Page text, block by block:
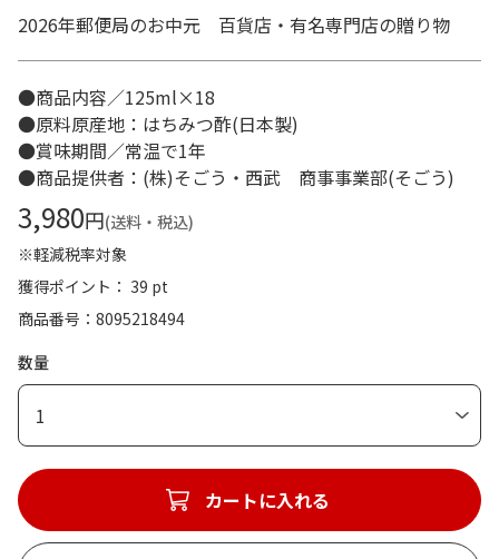
2026年郵便局のお中元 百貨店・有名専門店の贈り物
●商品内容／125ml×18
●原料原産地：はちみつ酢(日本製)
●賞味期間／常温で1年
●商品提供者：(株)そごう・西武 商事事業部(そごう)
3,980円(送料・税込)
※軽減税率対象
獲得ポイント： 39 pt
商品番号
8095218494
数量
1
カートに入れる